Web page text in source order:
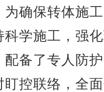
为确保转体施
学施工，强
备了专人防
控联络，全